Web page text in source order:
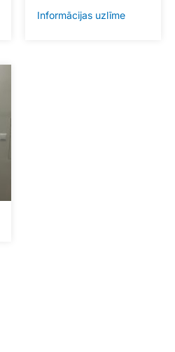
Informācijas uzlīme